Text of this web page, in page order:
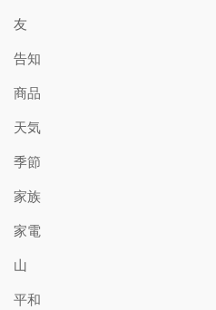
友
告知
商品
天気
季節
家族
家電
山
平和